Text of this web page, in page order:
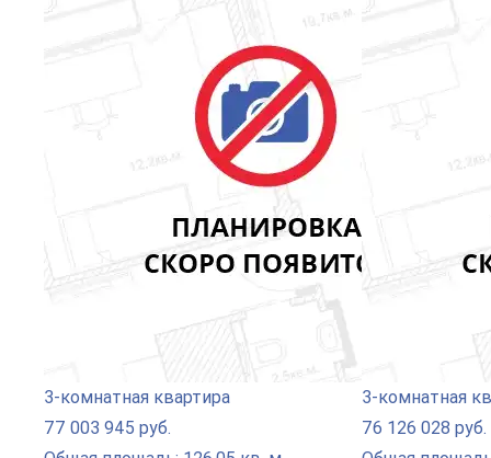
3-комнатная квартира
77 003 945 руб.
3-комнатная
76 126 028 руб.